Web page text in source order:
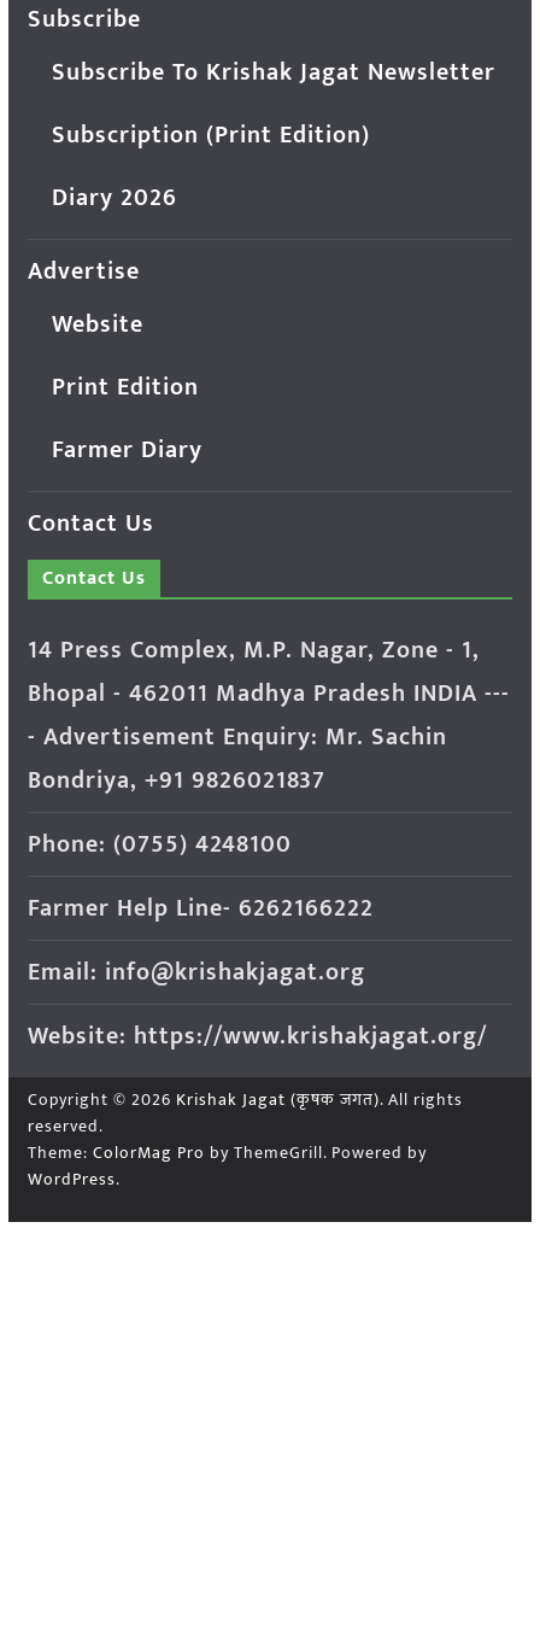
Subscribe
Subscribe To Krishak Jagat Newsletter
Subscription (Print Edition)
Diary 2026
Advertise
Website
Print Edition
Farmer Diary
Contact Us
Contact Us
14 Press Complex, M.P. Nagar, Zone - 1,
Bhopal - 462011 Madhya Pradesh INDIA ---
- Advertisement Enquiry: Mr. Sachin
Bondriya, +91 9826021837
Phone: (0755) 4248100
Farmer Help Line- 6262166222
Email: info@krishakjagat.org
Website: https://www.krishakjagat.org/
Copyright © 2026 Krishak Jagat (कृषक जगत). All rights
reserved.
Theme: ColorMag Pro by ThemeGrill. Powered by
WordPress.